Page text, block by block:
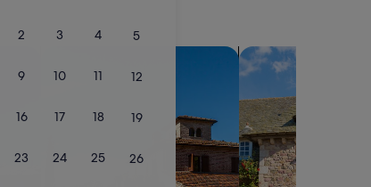
2 3 4 5
9 10 11 12
16 17 18 19
23 24 25 26
코티지 검색